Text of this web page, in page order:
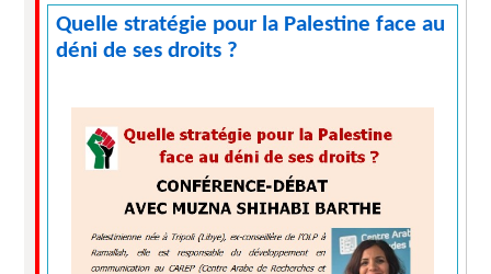
Quelle stratégie pour la Palestine face au
déni de ses droits ?